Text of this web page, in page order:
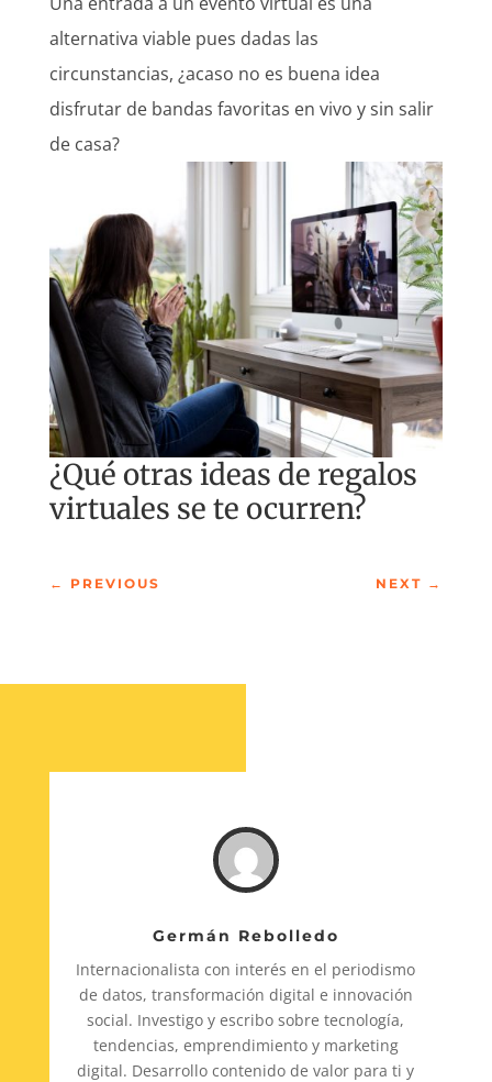
alternativa viable pues dadas las
circunstancias, ¿acaso no es buena idea
disfrutar de bandas favoritas en vivo y sin salir
de casa?
¿Qué otras ideas de regalos
virtuales se te ocurren?
← PREVIOUS NEXT →
Germán Rebolledo
Internacionalista con interés en el periodismo
de datos, transformación digital e innovación
social. Investigo y escribo sobre tecnología,
tendencias, emprendimiento y marketing
digital. Desarrollo contenido de valor para ti y